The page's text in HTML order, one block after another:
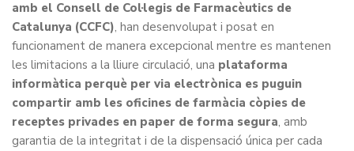
amb el Consell de Col·legis de Farmacèutics de
Catalunya (CCFC), han desenvolupat i posat en
funcionament de manera excepcional mentre es mantenen
les limitacions a la lliure circulació, una plataforma
informàtica perquè per via electrònica es puguin
compartir amb les oficines de farmàcia còpies de
receptes privades en paper de forma segura, amb
garantia de la integritat i de la dispensació única per cada